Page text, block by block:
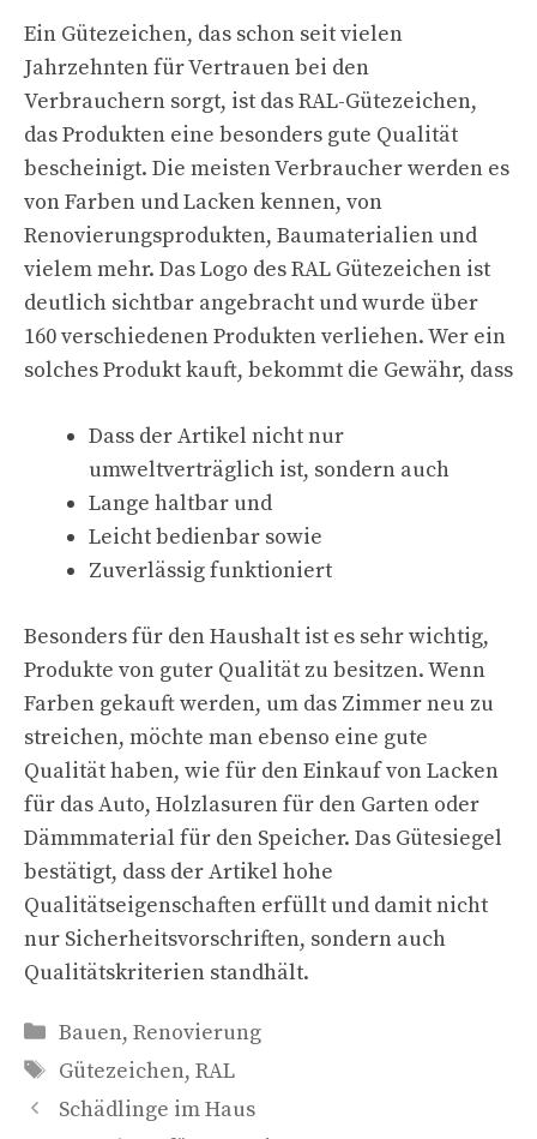
Ein Gütezeichen, das schon seit vielen
Jahrzehnten für Vertrauen bei den
Verbrauchern sorgt, ist das RAL-Gütezeichen,
das Produkten eine besonders gute Qualität
bescheinigt. Die meisten Verbraucher werden es
von Farben und Lacken kennen, von
Renovierungsprodukten, Baumaterialien und
vielem mehr. Das Logo des RAL Gütezeichen ist
deutlich sichtbar angebracht und wurde über
160 verschiedenen Produkten verliehen. Wer ein
solches Produkt kauft, bekommt die Gewähr, dass
Dass der Artikel nicht nur
umweltverträglich ist, sondern auch
Lange haltbar und
Leicht bedienbar sowie
Zuverlässig funktioniert
Besonders für den Haushalt ist es sehr wichtig,
Produkte von guter Qualität zu besitzen. Wenn
Farben gekauft werden, um das Zimmer neu zu
streichen, möchte man ebenso eine gute
Qualität haben, wie für den Einkauf von Lacken
für das Auto, Holzlasuren für den Garten oder
Dämmmaterial für den Speicher. Das Gütesiegel
bestätigt, dass der Artikel hohe
Qualitätseigenschaften erfüllt und damit nicht
nur Sicherheitsvorschriften, sondern auch
Qualitätskriterien standhält.
Kategorien
Bauen, Renovierung
Schlagwörter
Gütezeichen, RAL
Schädlinge im Haus